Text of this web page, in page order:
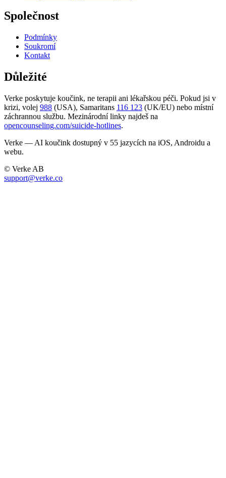
Společnost
Podmínky
Soukromí
Kontakt
Důležité
Verke poskytuje koučink, ne terapii ani lékařskou péči. Pokud jsi v
krizi, volej 988 (USA), Samaritans 116 123 (UK/EU) nebo místní
záchrannou službu. Mezinárodní linky najdeš na
opencounseling.com/suicide-hotlines.
Verke — AI koučink dostupný v 55 jazycích na iOS, Androidu a
webu.
© Verke AB
support@verke.co